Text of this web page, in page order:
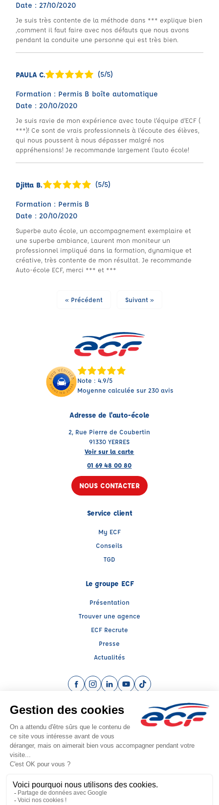
Date : 27/10/2020
Je suis très contente de la méthode dans *** explique bien
,comment il faut faire avec nos défauts que nous avons
pendant la conduite une personne qui est très bien.
PAULA C. (5/5)
Formation : Permis B boîte automatique
Date : 20/10/2020
Je suis ravie de mon expérience avec toute l’équipe d’ECF (
***)! Ce sont de vrais professionnels à l’écoute des élèves,
qui nous poussent à nous dépasser malgré nos
appréhensions! Je recommande largement l’auto école!
Djitta B. (5/5)
Formation : Permis B
Date : 20/10/2020
Superbe auto école, un accompagnement exemplaire et
une superbe ambiance, Laurent mon moniteur un
professionnel impliqué dans la formation, dynamique et
créative, très contente de mon résultat. Je recommande
Auto-école ECF, merci *** et ***
« Précédent Suivant »
Note : 4.9/5
Moyenne calculée sur 230 avis
Adresse de l'auto-école
2, Rue Pierre de Coubertin
91330 YERRES
Voir sur la carte
01 69 48 00 80
NOUS CONTACTER
Service client
My ECF
Conseils
TGD
Le groupe ECF
Présentation
Trouver une agence
ECF Recrute
Presse
Actualités
Facebook (nouvelle fenêtre)
Instagram (nouvelle fenêtre)
LinkedIn (nouvelle fenêtre)
YouTube (nouvelle fenêtre)
TikTok (nouvelle
Raison sociale : SARL FORMATION A LA SECURITE ROUTIERE - Capital social:
SIREN: 449565613 - Numéro de TVA intracommunautaire: FR 24 449565613
Agrément n°E1109108190
Siège social : 2, Rue Pierre de Coubertin , YERRES (91330) - Représentant